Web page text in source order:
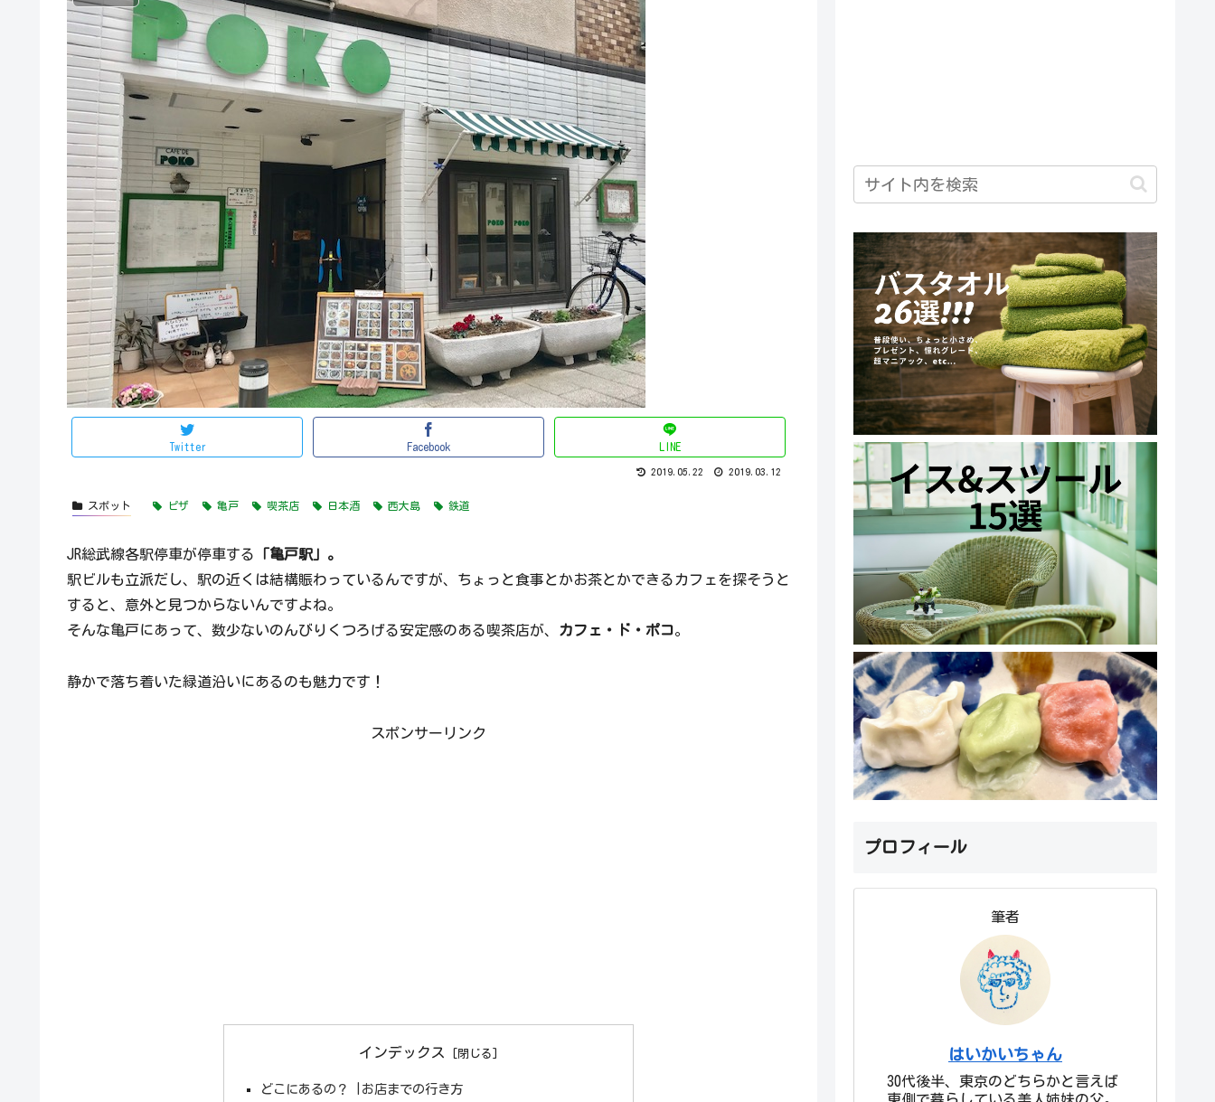
Twitter Facebook LINE
2019.05.22 2019.03.12
スポット ピザ 亀戸 喫茶店 日本酒 西大島 鉄道
JR総武線各駅停車が停車する
「亀戸駅」。
駅ビルも立派だし、駅の近くは結構賑わっているんですが、ちょっと食事とかお茶とかできるカフェを探そうと
すると、意外と見つからないんですよね。
そんな亀戸にあって、数少ないのんびりくつろげる安定感のある喫茶店が、
カフェ・ド・ポコ。
静かで落ち着いた緑道沿いにあるのも魅力です！
スポンサーリンク
インデックス
どこにあるの？ |お店までの行き方
プロフィール
筆者
はいかいちゃん
30代後半、東京のどちらかと言えば